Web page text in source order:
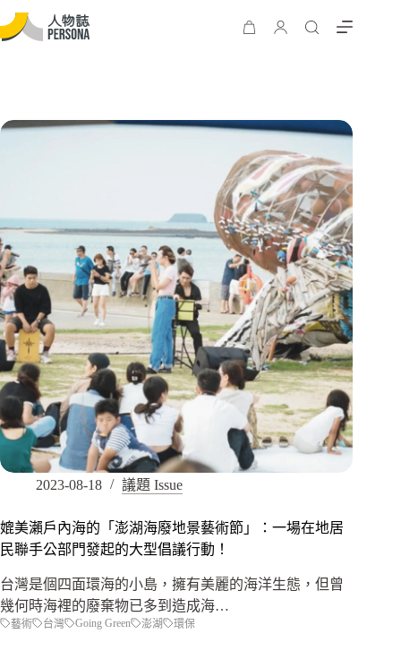
2023-08-18 議題 Issue
媲美瀨戶內海的「澎湖海廢地景藝術節」：一場在地居
民聯手公部門發起的大型倡議行動！
台灣是個四面環海的小島，擁有美麗的海洋生態，但曾
幾何時海裡的廢棄物已多到造成海…
藝術 台灣 Going Green 澎湖 環保